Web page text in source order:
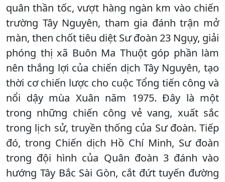
quân thần tốc, vượt hàng ngàn km vào chiến
trường Tây Nguyên, tham gia đánh trận mở
màn, then chốt tiêu diệt Sư đoàn 23 Ngụy, giải
phóng thị xã Buôn Ma Thuột góp phần làm
nên thắng lợi của chiến dịch Tây Nguyên, tạo
thời cơ chiến lược cho cuộc Tổng tiến công và
nổi dậy mùa Xuân năm 1975. Đây là một
trong những chiến công vẻ vang, xuất sắc
trong lịch sử, truyền thống của Sư đoàn. Tiếp
đó, trong Chiến dịch Hồ Chí Minh, Sư đoàn
trong đội hình của Quân đoàn 3 đánh vào
hướng Tây Bắc Sài Gòn, cắt đứt tuyến đường